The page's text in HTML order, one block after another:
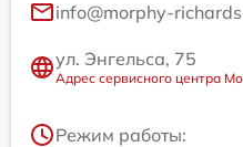
info@morphy-
ул. Энгельса, 75
Адрес сервисного центра
Режим работы: